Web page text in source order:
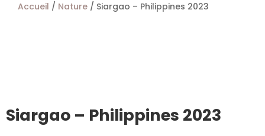
Accueil / Nature / Siargao – Philippines 2023
Siargao – Philippines 2023